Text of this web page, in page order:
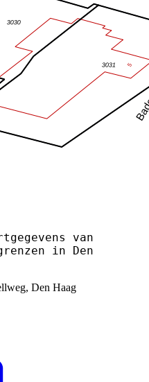
van
in Den
Den Haag